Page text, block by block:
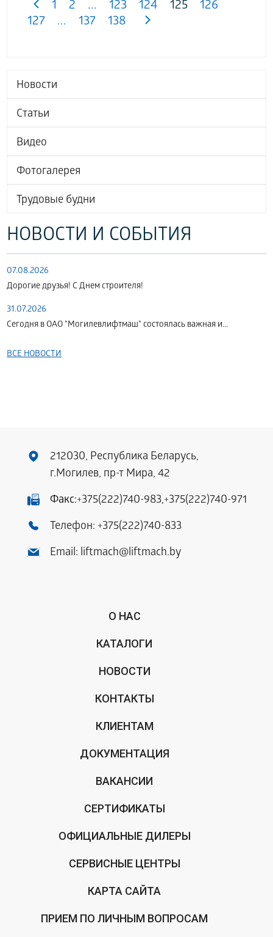
Новости
Статьи
Видео
Фотогалерея
Трудовые будни
НОВОСТИ И СОБЫТИЯ
07.08.2026
Дорогие друзья! С Днем строителя!
31.07.2026
Сегодня в ОАО "Могилевлифтмаш" состоялась важная и...
ВСЕ НОВОСТИ
1 2 ... 123 124 125
126
127
... 137 138
212030, Республика Беларусь,
г.Могилев, пр-т Мира, 42
Факс:+375(222)740-983,+375(222)740-971
Телефон: +375(222)740-833
Email: liftmach@liftmach.by
О НАС
КАТАЛОГИ
НОВОСТИ
КОНТАКТЫ
КЛИЕНТАМ
ДОКУМЕНТАЦИЯ
ВАКАНСИИ
СЕРТИФИКАТЫ
ОФИЦИАЛЬНЫЕ ДИЛЕРЫ
СЕРВИСНЫЕ ЦЕНТРЫ
КАРТА САЙТА
ПРИЕМ ПО ЛИЧНЫМ ВОПРОСАМ